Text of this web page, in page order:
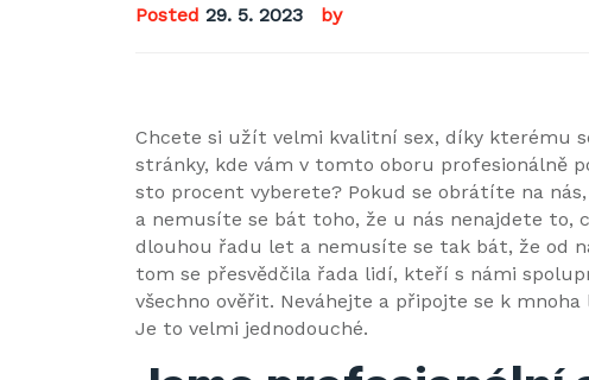
Posted 29. 5. 2023 by
Chcete si užít velmi kvalitní sex, díky kterému
stránky, kde vám v tomto oboru profesionálně
sto procent vyberete? Pokud se obrátíte na
a nemusíte se bát toho, že u nás nenajdete to,
dlouhou řadu let a nemusíte se tak bát, že od
tom se přesvědčila řada lidí, kteří s námi
všechno ověřit. Neváhejte a připojte se k
Je to velmi jednodouché.